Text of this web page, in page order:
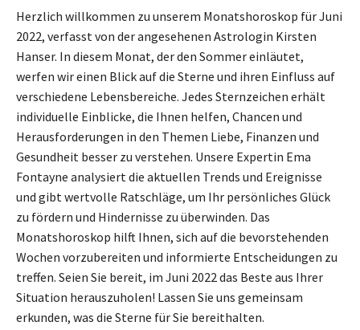
Herzlich willkommen zu unserem Monatshoroskop für Juni
2022, verfasst von der angesehenen Astrologin Kirsten
Hanser. In diesem Monat, der den Sommer einläutet,
werfen wir einen Blick auf die Sterne und ihren Einfluss auf
verschiedene Lebensbereiche. Jedes Sternzeichen erhält
individuelle Einblicke, die Ihnen helfen, Chancen und
Herausforderungen in den Themen Liebe, Finanzen und
Gesundheit besser zu verstehen. Unsere Expertin Ema
Fontayne analysiert die aktuellen Trends und Ereignisse
und gibt wertvolle Ratschläge, um Ihr persönliches Glück
zu fördern und Hindernisse zu überwinden. Das
Monatshoroskop hilft Ihnen, sich auf die bevorstehenden
Wochen vorzubereiten und informierte Entscheidungen zu
treffen. Seien Sie bereit, im Juni 2022 das Beste aus Ihrer
Situation herauszuholen! Lassen Sie uns gemeinsam
erkunden, was die Sterne für Sie bereithalten.